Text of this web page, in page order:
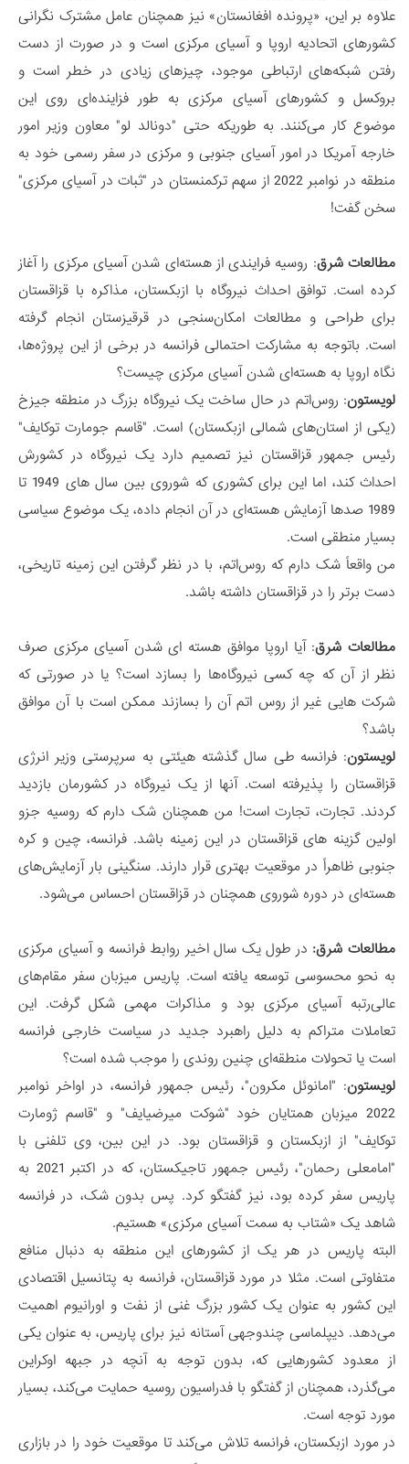
علاوه بر این، «پرونده افغانستان» نیز همچنان عامل مشترک نگرانی
کشورهای اتحادیه اروپا و آسیای مرکزی است و در صورت از دست
رفتن شبکه‌های ارتباطی موجود، چیزهای زیادی در خطر است و
بروکسل و کشورهای آسیای مرکزی به طور فزاینده‌ای روی این
موضوع کار می‌کنند. به طوریکه حتی "دونالد لو" معاون وزیر امور
خارجه آمریکا در امور آسیای جنوبی و مرکزی در سفر رسمی خود به
منطقه در نوامبر 2022 از سهم ترکمنستان در "ثبات در آسیای مرکزی"
سخن گفت!
مطالعات شرق: روسیه فرایندی از هسته‌ای شدن آسیای مرکزی را آغاز
کرده است. توافق احداث نیروگاه با ازبکستان، مذاکره با قزاقستان
برای طراحی و مطالعات امکان‌سنجی در قرقیزستان انجام گرفته
است. باتوجه به مشارکت احتمالی فرانسه در برخی از این پروژه‌ها،
نگاه اروپا به هسته‌ای شدن آسیای مرکزی چیست؟
لویستون: روس‌اتم در حال ساخت یک نیروگاه بزرگ در منطقه جیزخ
(یکی از استان‌های شمالی ازبکستان) است. "قاسم جومارت توکایف"
رئیس جمهور قزاقستان نیز تصمیم دارد یک نیروگاه در کشورش
احداث کند، اما این برای کشوری که شوروی بین سال های 1949 تا
1989 صدها آزمایش هسته‌ای در آن انجام داده، یک موضوع سیاسی
بسیار منطقی است.
من واقعاً شک دارم که روس‌اتم، با در نظر گرفتن این زمینه تاریخی،
دست برتر را در قزاقستان داشته باشد.
مطالعات شرق: آیا اروپا موافق هسته ای شدن آسیای مرکزی صرف
نظر از آن که چه کسی نیروگاه‌ها را بسازد است؟ یا در صورتی که
شرکت هایی غیر از روس اتم آن را بسازند ممکن است با آن موافق
باشد؟
لویستون: فرانسه طی سال گذشته هیئتی به سرپرستی وزیر انرژی
قزاقستان را پذیرفته است. آنها از یک نیروگاه در کشورمان بازدید
کردند. تجارت، تجارت است! من همچنان شک دارم که روسیه جزو
اولین گزینه های قزاقستان در این زمینه باشد. فرانسه، چین و کره
جنوبی ظاهراً در موقعیت بهتری قرار دارند. سنگینی بار آزمایش‌های
هسته‌ای در دوره شوروی همچنان در قزاقستان احساس می‌شود.
مطالعات شرق: در طول یک سال اخیر روابط فرانسه و آسیای مرکزی
به نحو محسوسی توسعه یافته است. پاریس میزبان سفر مقام‌های
عالی‌رتبه آسیای مرکزی بود و مذاکرات مهمی شکل گرفت. این
تعاملات متراکم به دلیل راهبرد جدید در سیاست خارجی فرانسه
است یا تحولات منطقه‌ای چنین روندی را موجب شده است؟
لویستون: "امانوئل مکرون"، رئیس جمهور فرانسه، در اواخر نوامبر
2022 میزبان همتایان خود "شوکت میرضیایف" و "قاسم ژومارت
توکایف" از ازبکستان و قزاقستان بود. در این بین، وی تلفنی با
"امامعلی رحمان"، رئیس جمهور تاجیکستان، که در اکتبر 2021 به
پاریس سفر کرده بود، نیز گفتگو کرد. پس بدون شک، در فرانسه
شاهد یک «شتاب به سمت آسیای مرکزی» هستیم.
البته پاریس در هر یک از کشورهای این منطقه به دنبال منافع
متفاوتی است. مثلا در مورد قزاقستان، فرانسه به پتانسیل اقتصادی
این کشور به عنوان یک کشور بزرگ غنی از نفت و اورانیوم اهمیت
می‌دهد. دیپلماسی چندوجهی آستانه نیز برای پاریس، به عنوان یکی
از معدود کشورهایی که، بدون توجه به آنچه در جبهه اوکراین
می‌گذرد، همچنان از گفتگو با فدراسیون روسیه حمایت می‌کند، بسیار
مورد توجه است.
در مورد ازبکستان، فرانسه تلاش می‌کند تا موقعیت خود را در بازاری